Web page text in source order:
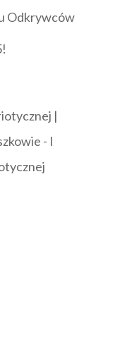
Odkrywców
|
- I